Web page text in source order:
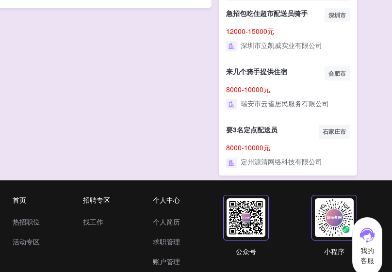
我的
客服
急招包吃住超市配送员骑手 深圳市
12000-15000元
深圳市立凯威实业有限公司
来几个骑手提供住宿 合肥市
8000-10000元
瑞安市云雀居民服务有限公司
要3名定点配送员 石家庄市
8000-10000元
定州源清网络科技有限公司
首页
热招职位
活动专区
招聘专区
找工作
个人中心
个人简历
求职管理
账户管理
公众号 小程序